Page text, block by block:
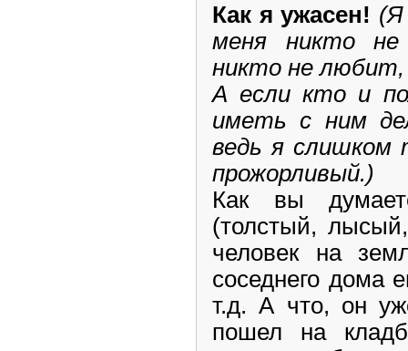
Как я ужасен! (Я
меня никто
никто не
А если кто и
иметь с ним
ведь я слишком
прожорливый.)
Как вы
(толстый,
человек на
соседнего дома
т.д. А что, он
пошел на